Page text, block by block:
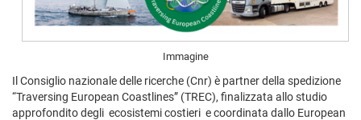
Immagine
Il Consiglio nazionale delle ricerche (Cnr) è partner della spedizione
“Traversing European Coastlines” (TREC), finalizzata allo studio
approfondito degli ecosistemi costieri e coordinata dallo European